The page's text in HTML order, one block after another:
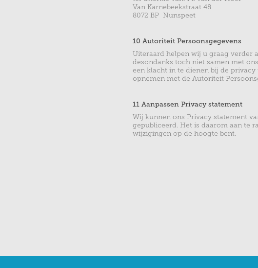
Van Karnebeekstraat 48
8072 BP Nunspeet
10 Autoriteit Persoonsgegevens
Uiteraard helpen wij u graag verder
desondanks toch niet samen met
een klacht in te dienen bij de
opnemen met de Autoriteit
11 Aanpassen Privacy statement
Wij kunnen ons Privacy statement
gepubliceerd. Het is daarom aan te
wijzigingen op de hoogte bent.